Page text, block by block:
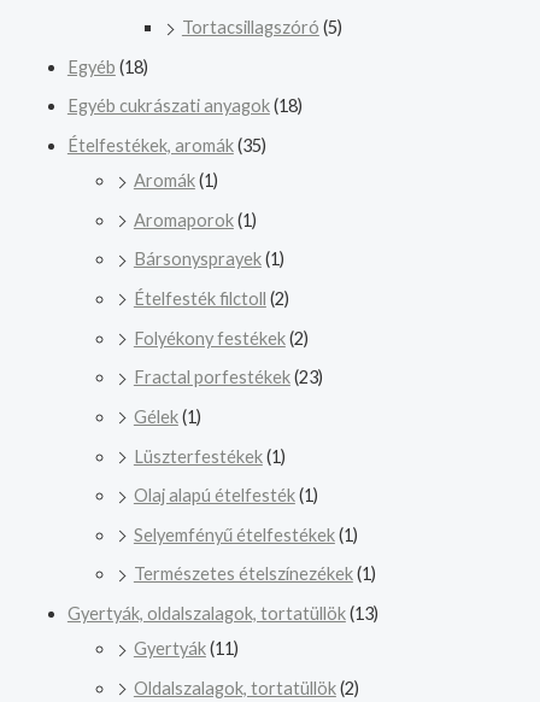
Tortacsillagszóró (5)
Egyéb (18)
Egyéb cukrászati anyagok(18)
Ételfestékek, aromák(35)
Aromák(1)
Aromaporok(1)
Bársonysprayek(1)
Ételfesték filctoll (2)
Folyékony festékek(2)
Fractal porfestékek(23)
Gélek(1)
Lüszterfestékek(1)
Olaj alapú ételfesték(1)
Selyemfényű ételfestékek(1)
Természetes ételszínezékek(1)
Gyertyák, oldalszalagok, tortatüllök(13)
Gyertyák(11)
Oldalszalagok, tortatüllök(2)